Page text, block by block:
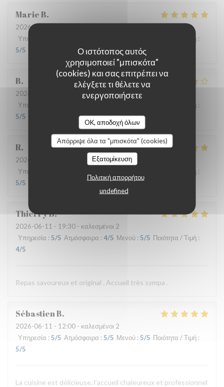
Ο ιστότοπος αυτός
χρησιμοποιεί "μπισκότα"
(cookies) και σας επιτρέπει να
ελέγξετε τι θέλετε να
ενεργοποιήσετε
OK, αποδοχή όλων
Απόρριψε όλα τα "μπισκότα" (cookies)
Εξατομίκευση
Πολιτική απορρήτου
undefined
MarieB
2026-07-21
Υπηρεσία
Ποιότητα / Τιμή :
5/5
B
2026-07-08
- 20:00 - καλεσμένοι 4
Υπηρεσία
:
5/5
R
2026-06-17
- 13:00 - καλεσμένοι 3
Υπηρεσία
Ποιότητα / Τιμή :
5/5
ThierryB
2026-06-11 - 19:30 - καλεσμένοι 2
Υπηρεσία : 5/5 Ατμόσφαιρα : 4/5 Μενού : 5/5 Ποιότητα / Τιμή :
4/5
Repas savoureux et original . Accueil très sympa .
SébastienB
2026-06-11 - 12:00 - καλεσμένοι 2
Υπηρεσία : 5/5 Ατμόσφαιρα :5/5 Μενού : 5/5 Ποιότητα / Τιμή :
5/5
La cuisine est délicieuse, l’accueil chaleureux et professionnel